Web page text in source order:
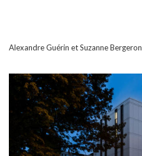
Alexandre Guérin et Suzanne Bergeron